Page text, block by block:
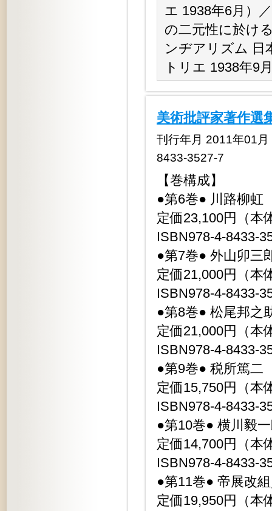
エ 1938年6月）
の二元性に於け
ンヂアリズム 日
トリエ 1938年9
美術批評家著作
刊行年月 2011年01
8433-3527-7
【巻構成】
●第6巻● 川路柳虹
定価23,100円（本
ISBN978-4-8433-
●第7巻● 外山卯三
定価21,000円（本
ISBN978-4-8433-
●第8巻● 松尾邦
定価21,000円（本
ISBN978-4-8433-
●第9巻● 税所篤
定価15,750円（本
ISBN978-4-8433-
●第10巻● 横川毅
定価14,700円（本
ISBN978-4-8433-
●第11巻● 帝展改
定価19,950円（本